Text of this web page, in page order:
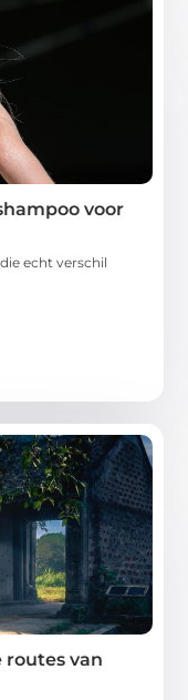
voor
echt verschil
van